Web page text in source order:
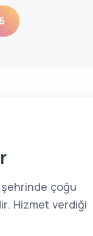
şehrinde çoğu
Hizmet verdiği